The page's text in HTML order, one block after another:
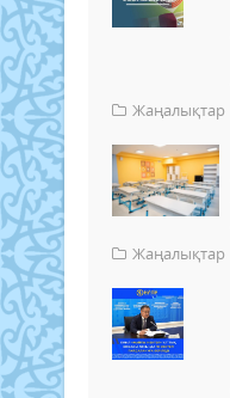
Жаңалықтар
Жаңалықтар